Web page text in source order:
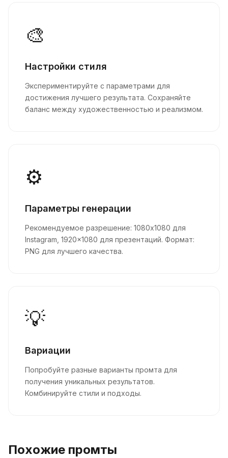
🎨
Настройки стиля
Экспериментируйте с параметрами для
достижения лучшего результата. Сохраняйте
баланс между художественностью и реализмом.
⚙️
Параметры генерации
Рекомендуемое разрешение: 1080x1080 для
Instagram, 1920x1080 для презентаций. Формат:
PNG для лучшего качества.
💡
Вариации
Попробуйте разные варианты промта для
получения уникальных результатов.
Комбинируйте стили и подходы.
Похожие промты